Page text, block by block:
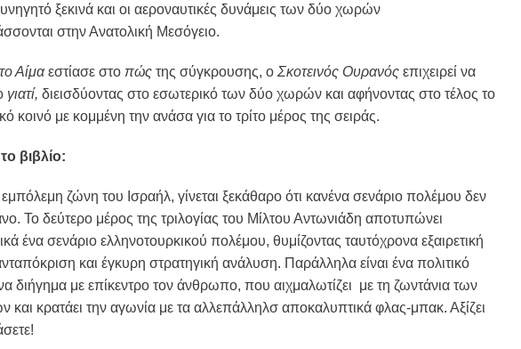
ξεκινά και οι αεροναυτικές δυνάμεις των δύο χωρών
στην Ανατολική Μεσόγειο.
Αίμαεστίασε στο πώς της σύγκρουσης, ο Σκοτεινός Ουρανός επιχειρεί να
γιατί, διεισδύοντας στο εσωτερικό των δύο χωρών και αφήνοντας στο τέλος το
κοινό με κομμένη την ανάσα για το τρίτο μέρος της σειράς.
βιβλίο:
ζώνη του Ισραήλ, γίνεται ξεκάθαρο ότι κανένα σενάριο πολέμου δεν
Το δεύτερο μέρος της τριλογίας του Μίλτου Αντωνιάδη αποτυπώνει
ένα σενάριο ελληνοτουρκικού πολέμου, θυμίζοντας ταυτόχρονα εξαιρετική
και έγκυρη στρατηγική ανάλυση. Παράλληλα είναι ένα πολιτικό
διήγημα με επίκεντρο τον άνθρωπο, που αιχμαλωτίζει με τη ζωντάνια των
και κρατάει την αγωνία με τα αλλεπάλληλσ αποκαλυπτικά φλας-μπακ. Αξίζει